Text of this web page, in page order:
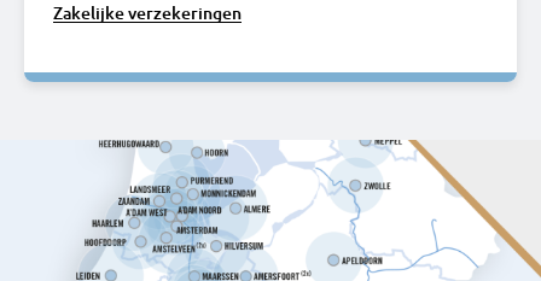
Zakelijke verzekeringen